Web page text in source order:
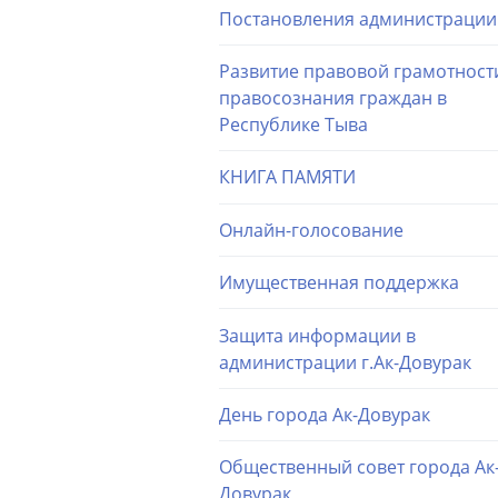
Постановления администрации
Развитие правовой
правосознания граждан в
Республике Тыва
КНИГА ПАМЯТИ
Онлайн-голосование
Имущественная поддержка
Защита информации в
администрации г.Ак-Довурак
День города Ак-Довурак
Общественный совет города